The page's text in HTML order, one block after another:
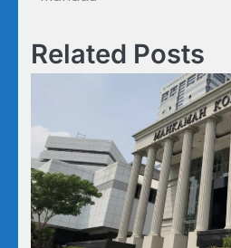
Related Posts